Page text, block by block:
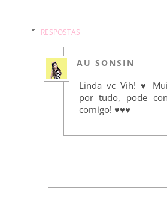
RESPOSTAS
AU SONSIN
Linda vc Vih! ♥
por tudo, pode
comigo! ♥♥♥